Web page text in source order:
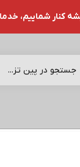
کنار شماییم،